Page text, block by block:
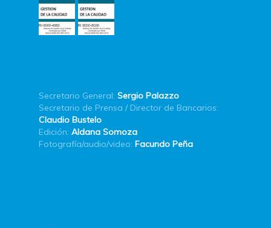
Secretario General: Sergio Palazzo
Secretario de Prensa / Director de Bancarios:
Claudio Bustelo
Edición: Aldana Somoza
Fotografía/audio/video: Facundo Peña